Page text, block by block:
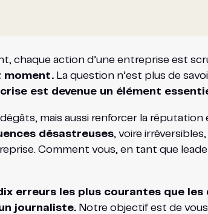
chaque action d’une entreprise est
moment.La question n’est plus de
est devenue un élément
mais aussi renforcer la
désastreuses, voire
Comment vous, en tant que
erreurs les plus courantes que
journaliste.Notre objectif est de vous